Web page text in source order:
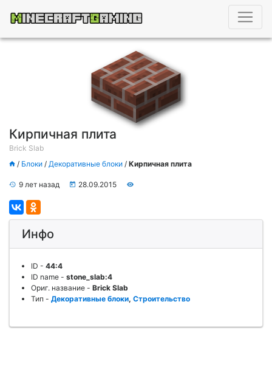
Кирпичная плита
Brick Slab
/ Блоки / Декоративные блоки / Кирпичная плита
9 лет назад 28.09.2015
Инфо
ID - 44:4
ID name - stone_slab:4
Ориг. название - Brick Slab
Тип - Декоративные блоки, Строительство